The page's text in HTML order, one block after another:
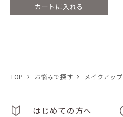
カートに入れる
TOP お悩みで探す メイクアップ
はじめての方へ